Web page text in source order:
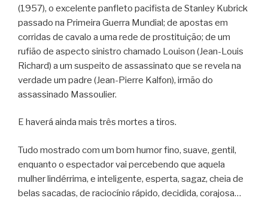
(1957), o excelente panfleto pacifista de Stanley Kubrick
passado na Primeira Guerra Mundial; de apostas em
corridas de cavalo a uma rede de prostituição; de um
rufião de aspecto sinistro chamado Louison (Jean-Louis
Richard) a um suspeito de assassinato que se revela na
verdade um padre (Jean-Pierre Kalfon), irmão do
assassinado Massoulier.
E haverá ainda mais três mortes a tiros.
Tudo mostrado com um bom humor fino, suave, gentil,
enquanto o espectador vai percebendo que aquela
mulher lindérrima, e inteligente, esperta, sagaz, cheia de
belas sacadas, de raciocínio rápido, decidida, corajosa…